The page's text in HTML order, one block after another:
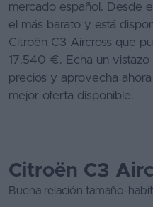
KM
0
Segunda
mano
Eléctricos
Ofertas
Asistente
mercado español. Desde
el más barato y está
Citroën C3 Aircross que
17.540 €. Echa un vistazo
precios y aprovecha
mejor oferta disponible.
Citroën C3
Buena relación tamaño-